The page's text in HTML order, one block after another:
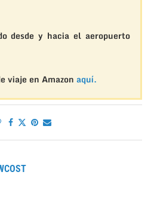
desde y hacia el aeropuerto
viaje en Amazon aquí.